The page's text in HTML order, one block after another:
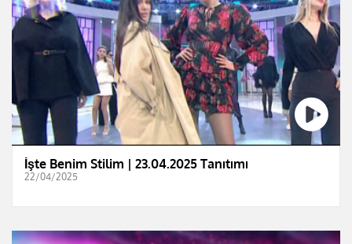
İşte Benim Stilim | 23.04.2025 Tanıtımı
22/04/2025